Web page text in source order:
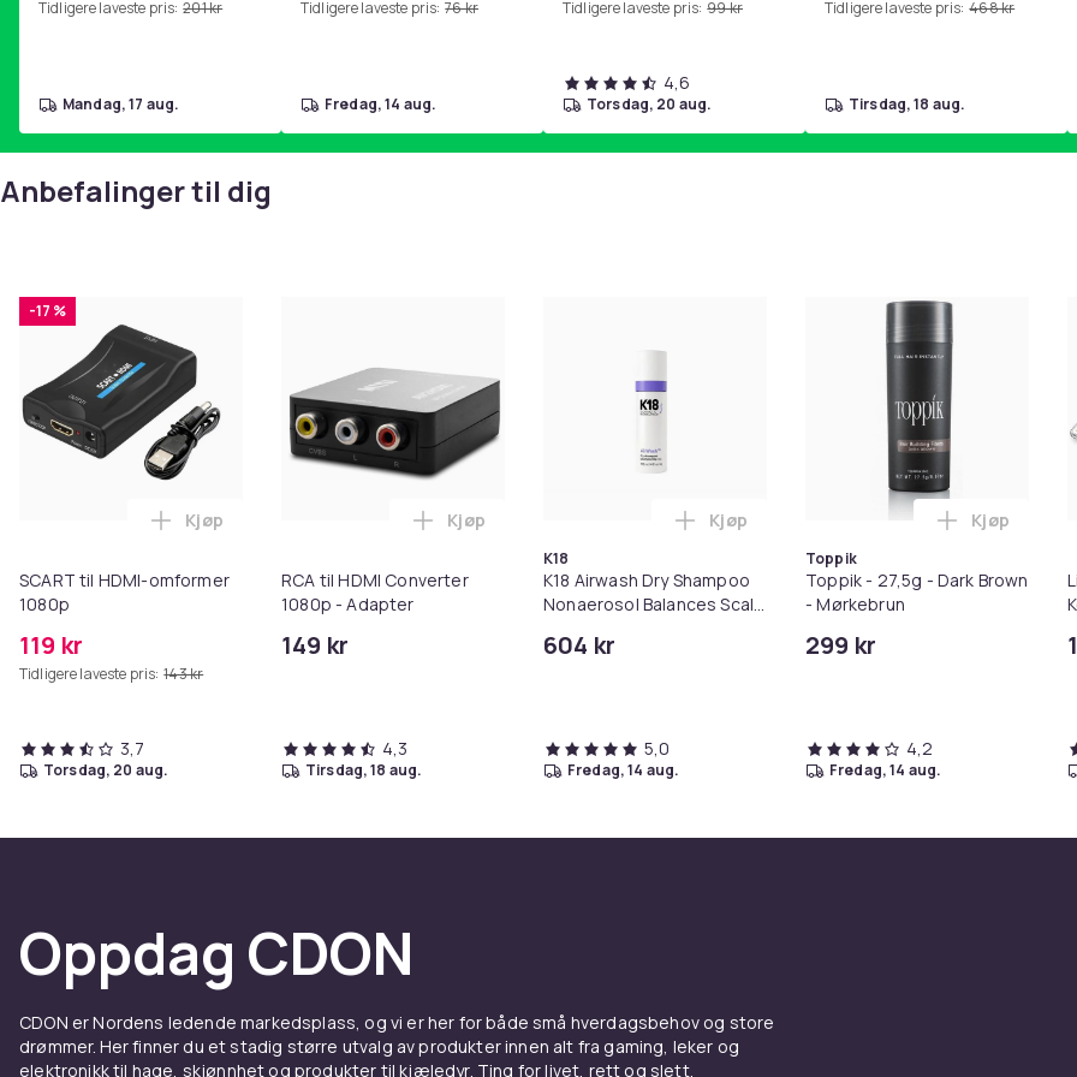
hjemmegymnastikk Pink
Tidligere laveste pris: 201 kr
mandag, 17 aug.
Tidligere laveste pris: 76 kr
fredag, 14 aug.
Tidligere laveste pris: 99 kr
4,6
torsdag, 20 aug.
Tidligere laveste pris: 468 kr
tirsdag, 18 aug.
Anbefalinger til dig
-17 %
SCART til HDMI-omformer
1080p
119 kr
Tidligere laveste pris: 143 kr
Legg SCART til HDMI-omformer 1080p i handlekurven
Kjøp
3,7
torsdag, 20 aug.
RCA til HDMI Converter
1080p - Adapter
149 kr
Legg RCA til HDMI Converter 1080p - Adapter i handlekurven
Kjøp
4,3
tirsdag, 18 aug.
K18
K18 Airwash Dry Shampoo
Nonaerosol Balances Scalp
604 kr
Legg K18 Airwash Dry Shampoo
Kjøp
5,0
fredag, 14 aug.
Toppik
Toppik - 27,5g - Dark Brown
- Mørkebrun
299 kr
Legg
Kjøp
4,2
fredag, 14 aug.
Oppdag CDON
CDON er Nordens ledende markedsplass, og vi er her for både små hverdagsbehov og store
drømmer. Her finner du et stadig større utvalg av produkter innen alt fra gaming, leker og
elektronikk til hage, skjønnhet og produkter til kjæledyr. Ting for livet, rett og slett.